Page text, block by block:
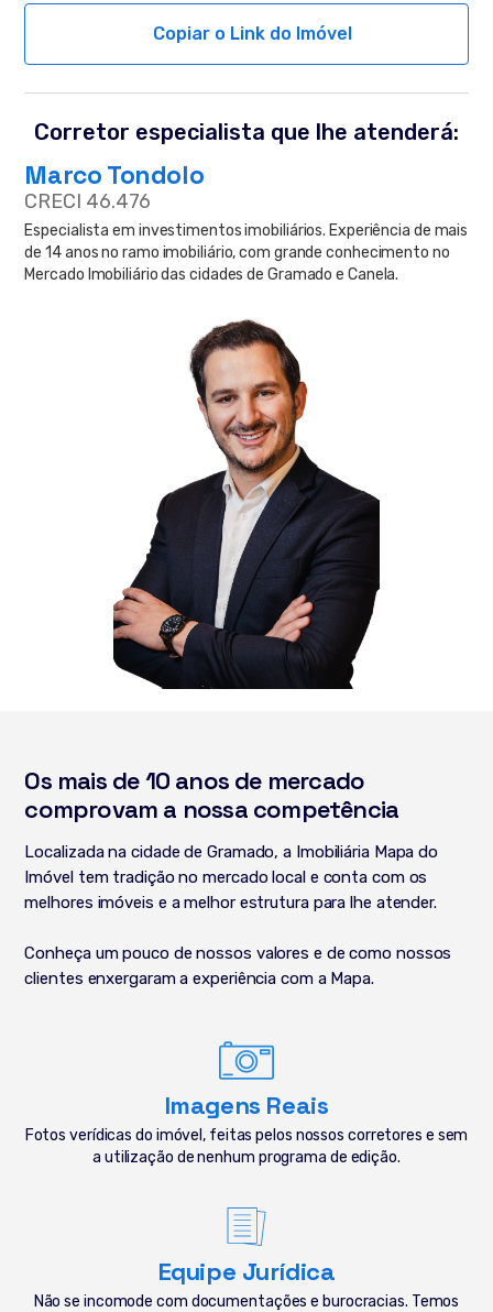
Copiar o Link do Imóvel
Corretor especialista que lhe atenderá:
Marco Tondolo
CRECI 46.476
Especialista em investimentos imobiliários. Experiência de mais
de 14 anos no ramo imobiliário, com grande conhecimento no
Mercado Imobiliário das cidades de Gramado e Canela.
Os mais de 10 anos de mercado
comprovam a nossa competência
Localizada na cidade de Gramado, a Imobiliária Mapa do
Imóvel tem tradição no mercado local e conta com os
melhores imóveis e a melhor estrutura para lhe atender.
Conheça um pouco de nossos valores e de como nossos
clientes enxergaram a experiência com a Mapa.
Imagens Reais
Fotos verídicas do imóvel, feitas pelos nossos corretores e sem
a utilização de nenhum programa de edição.
Equipe Jurídica
Não se incomode com documentações e burocracias. Temos